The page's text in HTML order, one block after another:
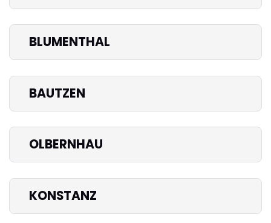
BLUMENTHAL
BAUTZEN
OLBERNHAU
KONSTANZ